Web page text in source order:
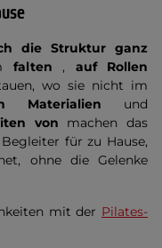
die Struktur ganz
falten , auf Rollen
wo sie nicht im
Materialien und
von
machen das
für zu Hause,
ohne die Gelenke
mit der Pilates-